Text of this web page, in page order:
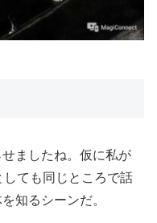
ましたね。仮に私が
ても同じところで話
知るシーンだ。